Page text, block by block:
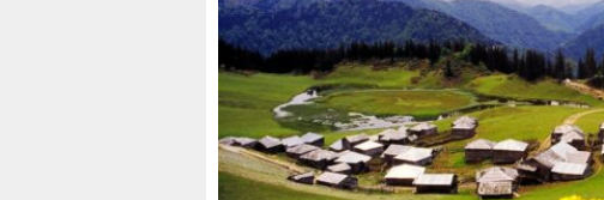
Giresunlu sürücü Orhangazi’de